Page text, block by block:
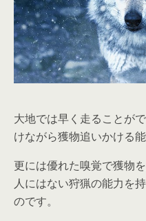
大地では早く走ることが
けながら獲物追いかける
更には優れた嗅覚で獲物
人にはない狩猟の能力を
のです。